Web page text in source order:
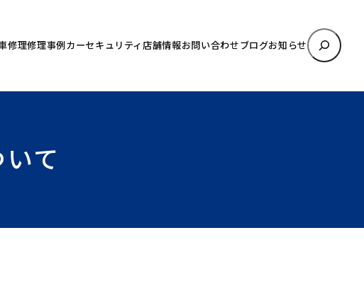
修理修理事例 カーセキュリティ店舗情報お問い合わせブログお知らせ
検
索
て